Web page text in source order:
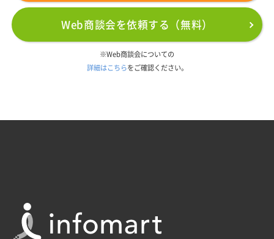
Web商談会を依頼する（無料）
※Web商談会についての
詳細はこちらをご確認ください。